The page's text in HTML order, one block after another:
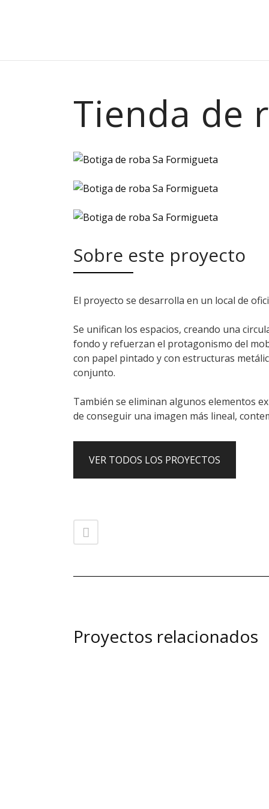
Tienda de
Sobre este proyecto
El proyecto se desarrolla en un local de
Se unifican los espacios, creando una
fondo y refuerzan el protagonismo del
con papel pintado y con estructuras
conjunto.
También se eliminan algunos elementos
de conseguir una imagen más lineal,
VER TODOS LOS PROYECTOS
Proyectos relacionados